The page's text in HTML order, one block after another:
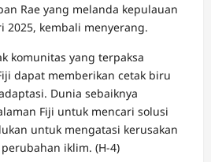
Rae yang melanda kepulauan
2025, kembali menyerang.
komunitas yang terpaksa
dapat memberikan cetak biru
Dunia sebaiknya
Fiji untuk mencari solusi
untuk mengatasi kerusakan
iklim. (H-4)